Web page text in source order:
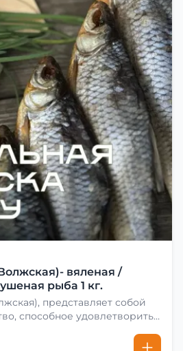
вяленая /
рыба 1 кг.
представляет собой
способное удовлетворить
её сначала хорошо солят.